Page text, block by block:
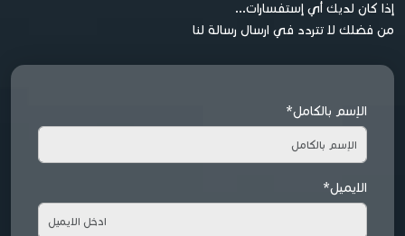
إذا كان لديك أي إستفسارات...
من فضلك لا تتردد في ارسال رسالة لنا
الإسم بالكامل*
الايميل*